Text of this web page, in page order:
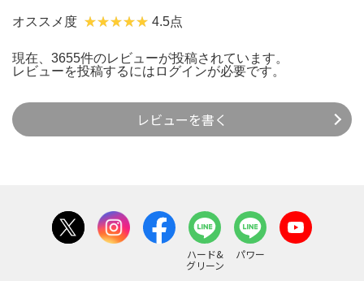
オススメ度 4.5点
現在、3655件のレビューが投稿されています。
レビューを投稿するには ログインが必要です。
レビューを書く
ハード&
グリーン
パワー